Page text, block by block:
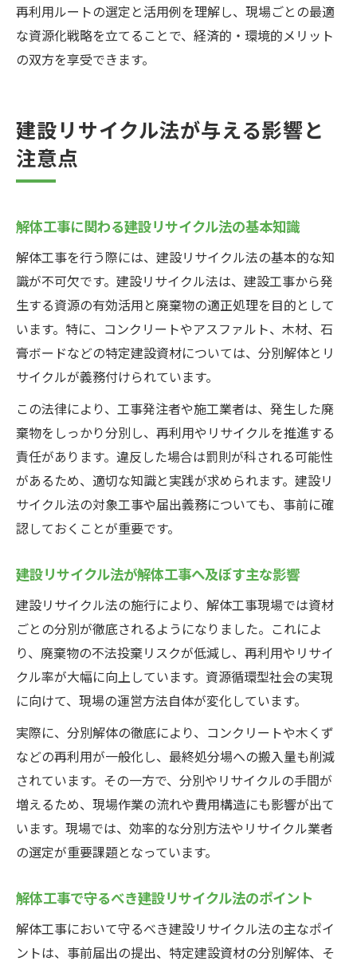
再利用ルートの選定と活用例を理解し、現場ごとの最適
な資源化戦略を立てることで、経済的・環境的メリット
の双方を享受できます。
建設リサイクル法が与える影響と
注意点
解体工事に関わる建設リサイクル法の基本知識
解体工事を行う際には、建設リサイクル法の基本的な知
識が不可欠です。建設リサイクル法は、建設工事から発
生する資源の有効活用と廃棄物の適正処理を目的として
います。特に、コンクリートやアスファルト、木材、石
膏ボードなどの特定建設資材については、分別解体とリ
サイクルが義務付けられています。
この法律により、工事発注者や施工業者は、発生した廃
棄物をしっかり分別し、再利用やリサイクルを推進する
責任があります。違反した場合は罰則が科される可能性
があるため、適切な知識と実践が求められます。建設リ
サイクル法の対象工事や届出義務についても、事前に確
認しておくことが重要です。
建設リサイクル法が解体工事へ及ぼす主な影響
建設リサイクル法の施行により、解体工事現場では資材
ごとの分別が徹底されるようになりました。これによ
り、廃棄物の不法投棄リスクが低減し、再利用やリサイ
クル率が大幅に向上しています。資源循環型社会の実現
に向けて、現場の運営方法自体が変化しています。
実際に、分別解体の徹底により、コンクリートや木くず
などの再利用が一般化し、最終処分場への搬入量も削減
されています。その一方で、分別やリサイクルの手間が
増えるため、現場作業の流れや費用構造にも影響が出て
います。現場では、効率的な分別方法やリサイクル業者
の選定が重要課題となっています。
解体工事で守るべき建設リサイクル法のポイント
解体工事において守るべき建設リサイクル法の主なポイ
ントは、事前届出の提出、特定建設資材の分別解体、そ